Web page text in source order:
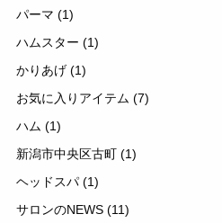
パーマ (1)
ハムスター (1)
かりあげ (1)
お気に入りアイテム (7)
ハム (1)
新潟市中央区古町 (1)
ヘッドスパ (1)
サロンのNEWS (11)